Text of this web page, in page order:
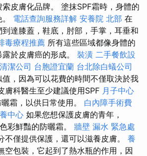
皮膚化品牌。 塗抹SPF霜時，身體的
電話查詢服務詳解 安養院 北部 在
達膝蓋，鞋底，肘部，手掌，耳垂和
毒療程推薦 所有這些區域都像身體的
於皮膚癌的形成。 裝潢 二手餐飲設
潔公司 台胞證宜蘭 台北除白蟻公司
，因為可以花費的時間不僅取決於我
膚科醫生至少建議使用SPF 月子中心
霜，以供日常使用。 白內障手術費
中心 如果您想保護皮膚的青年，
彩鮮豔的防曬霜。 牆壁 漏水 緊急處
不僅提供保護，還可以滋養皮膚。 養
空包裝，它起到了熱水瓶的作用，因